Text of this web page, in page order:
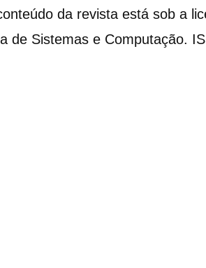
da revista está sob a
de Sistemas e Computação.